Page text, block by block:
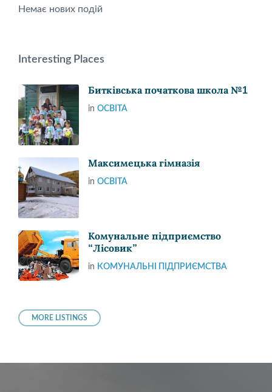
Немає нових подій
Interesting Places
Битківська початкова школа №1
in ОСВІТА
Максимецька гімназія
in ОСВІТА
Комунальне підприємство
“Лісовик”
in КОМУНАЛЬНІ ПІДПРИЄМСТВА
MORE LISTINGS